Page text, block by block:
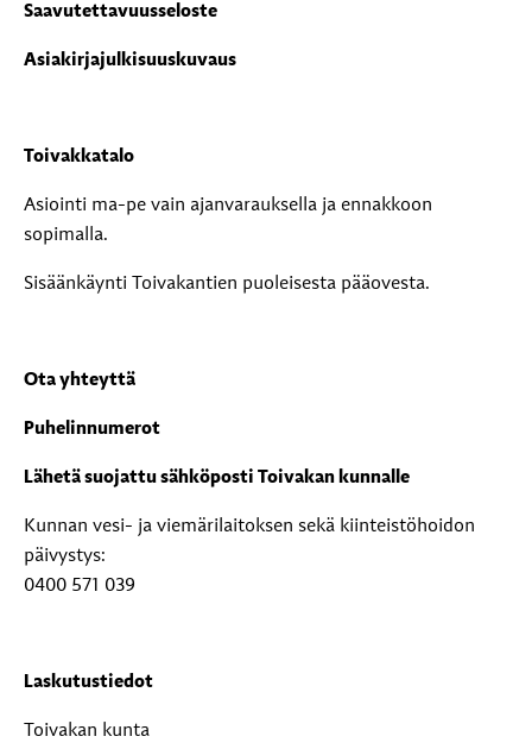
Saavutettavuusseloste
Asiakirjajulkisuuskuvaus
Toivakkatalo
Asiointi ma-pe vain ajanvarauksella ja ennakkoon
sopimalla.
Sisäänkäynti Toivakantien puoleisesta pääovesta.
Ota yhteyttä
Puhelinnumerot
Lähetä suojattu sähköposti Toivakan kunnalle
Kunnan vesi- ja viemärilaitoksen sekä kiinteistöhoidon
päivystys:
0400 571 039
Laskutustiedot
Toivakan kunta